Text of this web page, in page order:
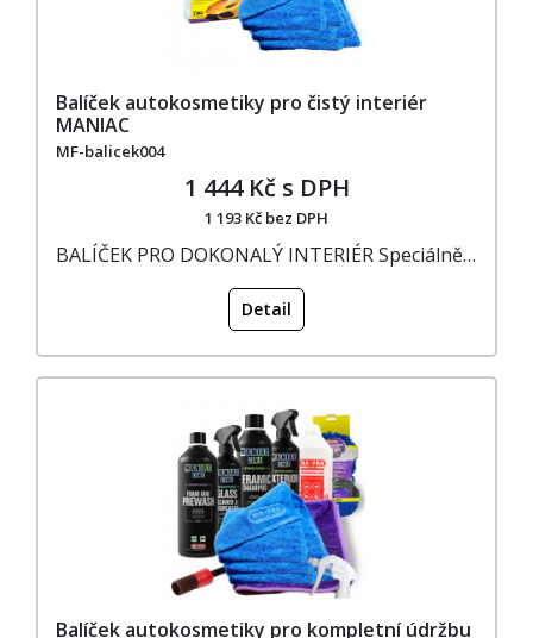
Balíček autokosmetiky pro čistý interiér
MANIAC
MF-balicek004
1 444 Kč s DPH
1 193 Kč bez DPH
BALÍČEK PRO DOKONALÝ INTERIÉR Speciálně…
Detail
Balíček autokosmetiky pro kompletní údržbu